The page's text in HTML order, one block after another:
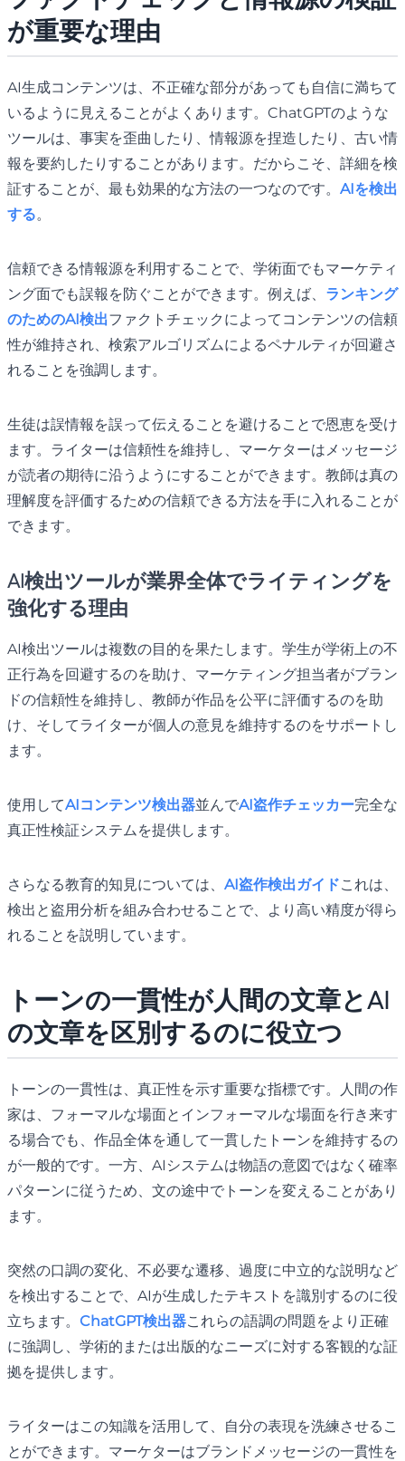
が重要な理由
AI生成コンテンツは、不正確な部分があっても自信に満ちて
いるように見えることがよくあります。ChatGPTのような
ツールは、事実を歪曲したり、情報源を捏造したり、古い情
報を要約したりすることがあります。だからこそ、詳細を検
証することが、最も効果的な方法の一つなのです。 AIを検出
する。
信頼できる情報源を利用することで、学術面でもマーケティ
ング面でも誤報を防ぐことができます。例えば、 ランキング
のためのAI検出ファクトチェックによってコンテンツの信頼
性が維持され、検索アルゴリズムによるペナルティが回避さ
れることを強調します。
生徒は誤情報を誤って伝えることを避けることで恩恵を受け
ます。ライターは信頼性を維持し、マーケターはメッセージ
が読者の期待に沿うようにすることができます。教師は真の
理解度を評価するための信頼できる方法を手に入れることが
できます。
AI検出ツールが業界全体でライティングを
強化する理由
AI検出ツールは複数の目的を果たします。学生が学術上の不
正行為を回避するのを助け、マーケティング担当者がブラン
ドの信頼性を維持し、教師が作品を公平に評価するのを助
け、そしてライターが個人の意見を維持するのをサポートし
ます。
使用してAIコンテンツ検出器並んでAI盗作チェッカー完全な
真正性検証システムを提供します。
さらなる教育的知見については、 AI盗作検出ガイドこれは、
検出と盗用分析を組み合わせることで、より高い精度が得ら
れることを説明しています。
トーンの一貫性が人間の文章とAI
の文章を区別するのに役立つ
トーンの一貫性は、真正性を示す重要な指標です。人間の作
家は、フォーマルな場面とインフォーマルな場面を行き来す
る場合でも、作品全体を通して一貫したトーンを維持するの
が一般的です。一方、AIシステムは物語の意図ではなく確率
パターンに従うため、文の途中でトーンを変えることがあり
ます。
突然の口調の変化、不必要な遷移、過度に中立的な説明など
を検出することで、AIが生成したテキストを識別するのに役
立ちます。 ChatGPT検出器これらの語調の問題をより正確
に強調し、学術的または出版的なニーズに対する客観的な証
拠を提供します。
ライターはこの知識を活用して、自分の表現を洗練させるこ
とができます。マーケターはブランドメッセージの一貫性を